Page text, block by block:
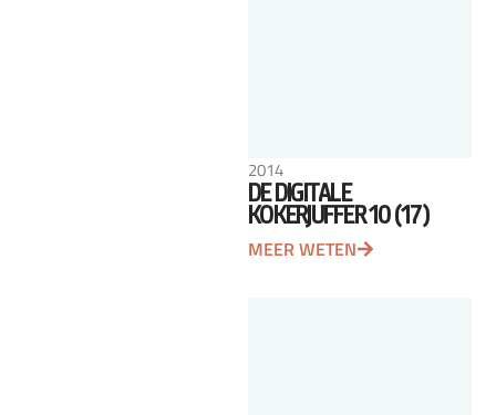
2014
DE DIGITALE
KOKERJUFFER 10 (17)
MEER WETEN